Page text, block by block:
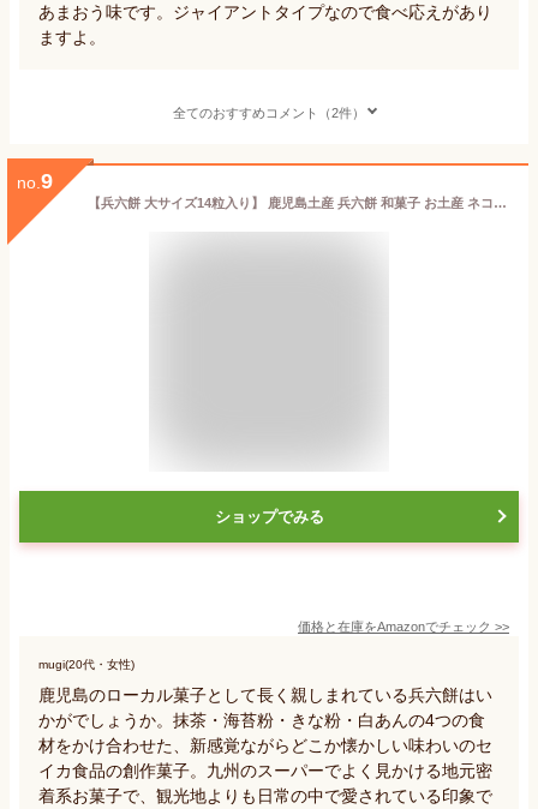
あまおう味です。ジャイアントタイプなので食べ応えがあり
ますよ。
全てのおすすめコメント（2件）
no. 9
【兵六餅 大サイズ14粒入り】 鹿児島土産 兵六餅 和菓子 お土産 ネコポス便 (14粒×1箱)
ショップでみる
価格と在庫をAmazonでチェック >>
mugi(20代・女性)
鹿児島のローカル菓子として長く親しまれている兵六餅はい
かがでしょうか。抹茶・海苔粉・きな粉・白あんの4つの食
材をかけ合わせた、新感覚ながらどこか懐かしい味わいのセ
イカ食品の創作菓子。九州のスーパーでよく見かける地元密
着系お菓子で、観光地よりも日常の中で愛されている印象で